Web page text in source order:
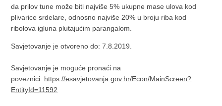
da prilov tune može biti najviše 5% ukupne mase ulova kod
plivarice srdelare, odnosno najviše 20% u broju riba kod
ribolova igluna plutajućim parangalom.
Savjetovanje je otvoreno do: 7.8.2019.
Savjetovanje je moguće pronaći na
poveznici: https://esavjetovanja.gov.hr/Econ/MainScreen?
EntityId=11592